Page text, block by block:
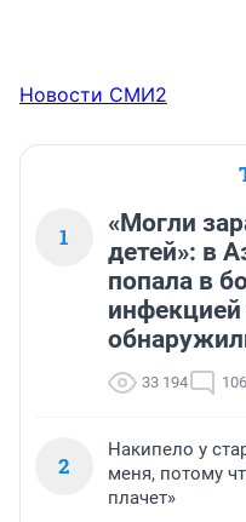
Новости СМИ2
1
«Могли
детей»: в
попала в
33 194 106
2
Накипело у
меня, потому
плачет»